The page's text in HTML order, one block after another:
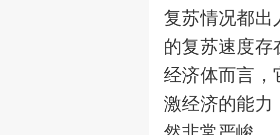
复苏情况都出
的复苏速度存
经济体而言，
激经济的能力